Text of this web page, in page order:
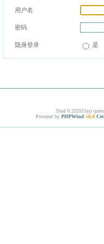
用户名
密码
隐身登录 是
Total 0.233515(s)
Powered by PHPWind v6.0